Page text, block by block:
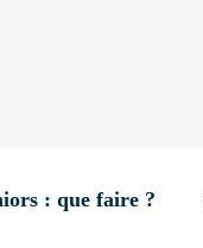
: que faire ?